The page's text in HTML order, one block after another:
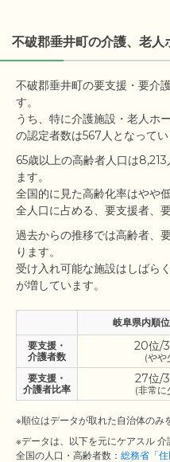
不破郡垂井町の介護、老人
不破郡垂井町の要支援・要介
す。
うち、特に介護施設・老人ホ
65歳以上の高齢者人口は
ます。
全国的に見た高齢化率はやや低
過去からの推移では高齢者、
ります。
受け入れ可能な施設はしばら
岐阜県内順位
要支援・
介護者数
20位/
(やや
要支援・
介護者比率
27位/
(非常に
※順位はデータが取れた自治体のみ
※データは、以下を元にケアスル
全国の人口・高齢者数： 総務省「